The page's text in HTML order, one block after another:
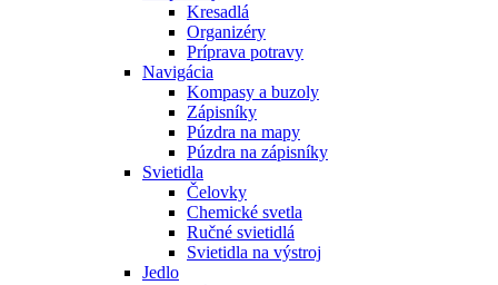
Kresadlá
Organizéry
Príprava potravy
Navigácia
Kompasy a buzoly
Zápisníky
Púzdra na mapy
Púzdra na zápisníky
Svietidla
Čelovky
Chemické svetla
Ručné svietidlá
Svietidla na výstroj
Jedlo